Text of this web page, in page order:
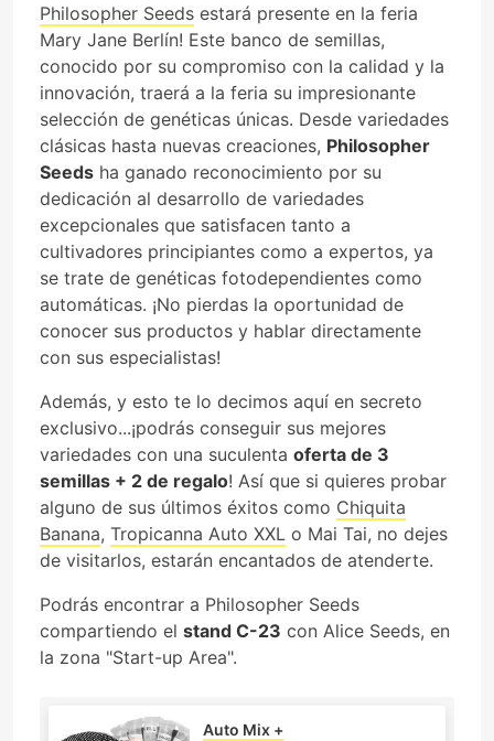
Philosopher Seeds estará presente en la feria
Mary Jane Berlín! Este banco de semillas,
conocido por su compromiso con la calidad y la
innovación, traerá a la feria su impresionante
selección de genéticas únicas. Desde variedades
clásicas hasta nuevas creaciones, Philosopher
Seeds ha ganado reconocimiento por su
dedicación al desarrollo de variedades
excepcionales que satisfacen tanto a
cultivadores principiantes como a expertos, ya
se trate de genéticas fotodependientes como
automáticas. ¡No pierdas la oportunidad de
conocer sus productos y hablar directamente
con sus especialistas!
Además, y esto te lo decimos aquí en secreto
exclusivo...¡podrás conseguir sus mejores
variedades con una suculenta oferta de 3
semillas + 2 de regalo! Así que si quieres probar
alguno de sus últimos éxitos como Chiquita
Banana, Tropicanna Auto XXL o Mai Tai, no dejes
de visitarlos, estarán encantados de atenderte.
Podrás encontrar a Philosopher Seeds
compartiendo el stand C-23 con Alice Seeds, en
la zona "Start-up Area".
Auto Mix +